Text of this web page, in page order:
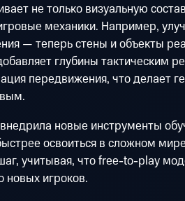
не только визуальную
механики. Например,
— теперь стены и объекты
глубины тактическим
передвижения, что делает
новые инструменты
освоиться в сложном
учитывая, что free-to-play
новых игроков.